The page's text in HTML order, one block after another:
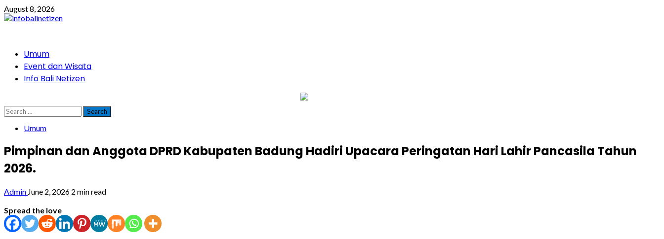
Skip
to
August 8, 2026
PrimaryUmum
Event dan Wisata
Info Bali Netizen
Search
for:
Umum
Pimpinan dan Anggota DPRD Kabupaten Badung Hadiri Upacara Peringatan Hari Lahir Pancasila Tahun
2026.
Admin June 2, 2026 2 min read
Spread the love